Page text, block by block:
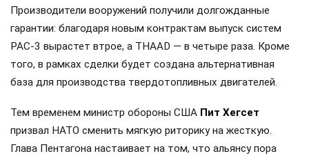
Производители вооружений получили долгожданные
гарантии: благодаря новым контрактам выпуск систем
PAC-3 вырастет втрое, а THAAD — в четыре раза. Кроме
того, в рамках сделки будет создана альтернативная
база для производства твердотопливных двигателей.
Тем временем министр обороны США Пит Хегсет
призвал НАТО сменить мягкую риторику на жесткую.
Глава Пентагона настаивает на том, что альянсу пора